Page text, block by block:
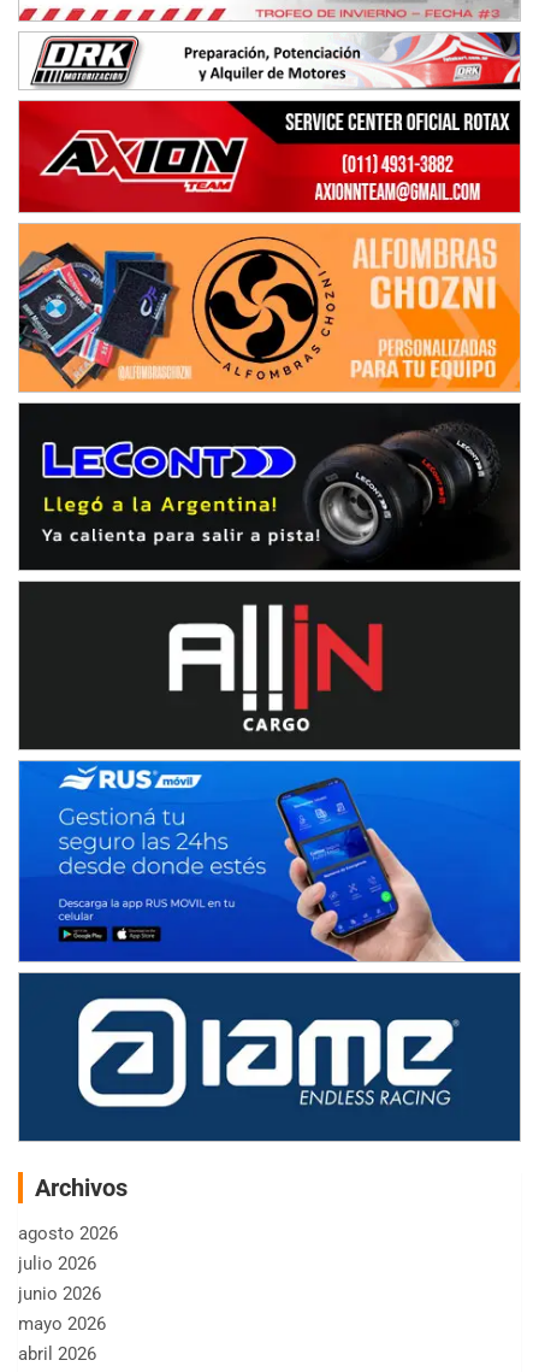
Archivos
agosto 2026
julio 2026
junio 2026
mayo 2026
abril 2026